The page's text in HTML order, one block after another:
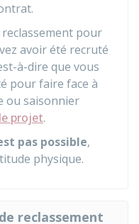
pour
avoir été recruté
à-dire que vous
pour faire face à
ou saisonnier
projet.
pas possible,
physique.
reclassement